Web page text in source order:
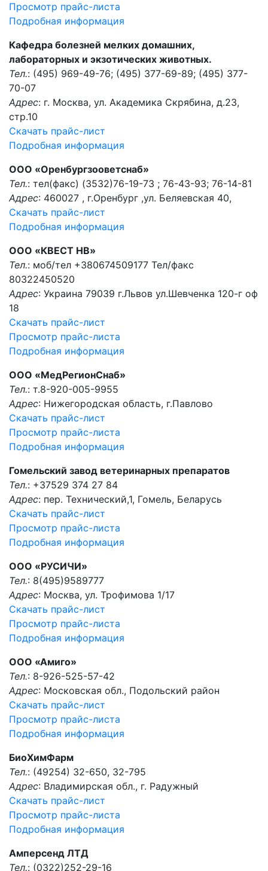
Просмотр прайс-листа
Подробная информация
Кафедра болезней мелких домашних,
лабораторных и экзотических животных.
Тел.: (495) 969-49-76; (495) 377-69-89; (495) 377-
70-07
Адрес: г. Москва, ул. Академика Скрябина, д.23,
стр.10
Скачать прайс-лист
Подробная информация
ООО «Оренбургзооветснаб»
Тел.: тел(факс) (3532)76-19-73 ; 76-43-93; 76-14-81
Адрес: 460027 , г.Оренбург ,ул. Беляевская 40,
Скачать прайс-лист
Подробная информация
ООО «КВЕСТ НВ»
Тел.: моб/тел +380674509177 Тел/факс
80322450520
Адрес: Украина 79039 г.Львов ул.Шевченка 120-г оф
18
Скачать прайс-лист
Просмотр прайс-листа
Подробная информация
ООО «МедРегионСнаб»
Тел.: т.8-920-005-9955
Адрес: Нижегородская область, г.Павлово
Скачать прайс-лист
Просмотр прайс-листа
Подробная информация
Гомельский завод ветеринарных препаратов
Тел.: +37529 374 27 84
Адрес: пер. Технический,1, Гомель, Беларусь
Скачать прайс-лист
Просмотр прайс-листа
Подробная информация
ООО «РУСИЧИ»
Тел.: 8(495)9589777
Адрес: Москва, ул. Трофимова 1/17
Скачать прайс-лист
Просмотр прайс-листа
Подробная информация
ООО «Амиго»
Тел.: 8-926-525-57-42
Адрес: Московская обл., Подольский район
Скачать прайс-лист
Просмотр прайс-листа
Подробная информация
БиоХимФарм
Тел.: (49254) 32-650, 32-795
Адрес: Владимирская обл., г. Радужный
Скачать прайс-лист
Просмотр прайс-листа
Подробная информация
Амперсенд ЛТД
Тел.: (0322)252-29-16